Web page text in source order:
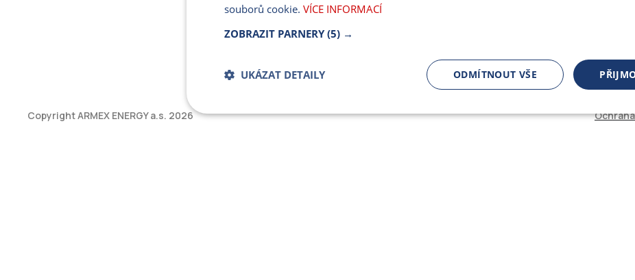
Copyright ARMEX ENERGY a.s. 2026
souborů cookie. VÍCE INFORMACÍ
ZOBRAZIT PARNERY (5) →
ODMÍTNOUT VŠE
UKÁZAT DETAILY
Bezpodmínečně nutné
Výkonnostní Cílení